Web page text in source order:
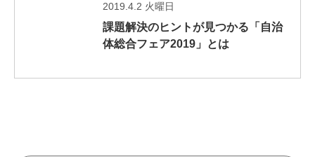
2019.4.2 火曜日
課題解決のヒントが見つかる「自治
体総合フェア2019」とは